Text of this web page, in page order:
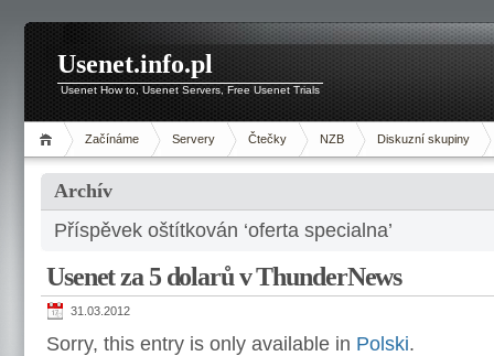
Usenet.info.pl
Usenet How to, Usenet Servers, Free Usenet Trials
Začínáme Servery Čtečky NZB Diskuzní skupiny
Archív
Příspěvek oštítkován ‘oferta specialna’
Usenet za 5 dolarů v ThunderNews
31.03.2012
Sorry, this entry is only available in Polski.